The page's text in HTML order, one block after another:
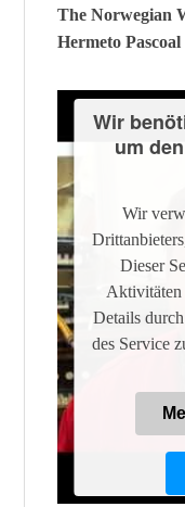
The Norwegian
Hermeto
Wir
um
Wir
Dieser
Aktivitäten
Details
des Service